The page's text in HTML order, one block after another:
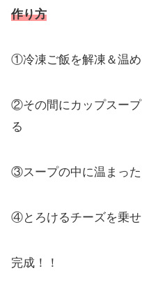
作り方
①冷凍ご飯を解凍＆温め
②その間にカップスー
る
③スープの中に温まっ
④とろけるチーズを乗せ
完成！！